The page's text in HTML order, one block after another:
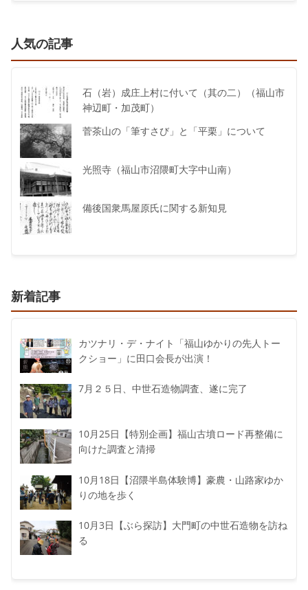
人気の記事
石（岩）成庄上村に付いて（其の二）（福山市
神辺町・加茂町）
菅茶山の「筆すさび」と「平栗」について
光照寺（福山市沼隈町大字中山南）
備後国衆馬屋原氏に関する新知見
新着記事
カツナリ・デ・ナイト「福山ゆかりの先人トー
クショー」に田口会長が出演！
7月２５日、中世石造物調査、遂に完了
10月25日【特別企画】福山古墳ロード再整備に
向けた調査と清掃
10月18日【沼隈半島体験博】豪農・山路家ゆか
りの地を歩く
10月3日【ぶら探訪】大門町の中世石造物を訪ね
る